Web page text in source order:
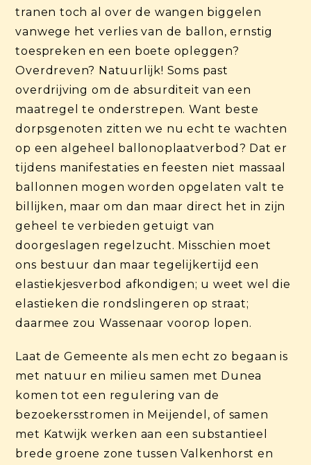
tranen toch al over de wangen biggelen
vanwege het verlies van de ballon, ernstig
toespreken en een boete opleggen?
Overdreven? Natuurlijk! Soms past
overdrijving om de absurditeit van een
maatregel te onderstrepen. Want beste
dorpsgenoten zitten we nu echt te wachten
op een algeheel ballonoplaatverbod? Dat er
tijdens manifestaties en feesten niet massaal
ballonnen mogen worden opgelaten valt te
billijken, maar om dan maar direct het in zijn
geheel te verbieden getuigt van
doorgeslagen regelzucht. Misschien moet
ons bestuur dan maar tegelijkertijd een
elastiekjesverbod afkondigen; u weet wel die
elastieken die rondslingeren op straat;
daarmee zou Wassenaar voorop lopen.
Laat de Gemeente als men echt zo begaan is
met natuur en milieu samen met Dunea
komen tot een regulering van de
bezoekersstromen in Meijendel, of samen
met Katwijk werken aan een substantieel
brede groene zone tussen Valkenhorst en